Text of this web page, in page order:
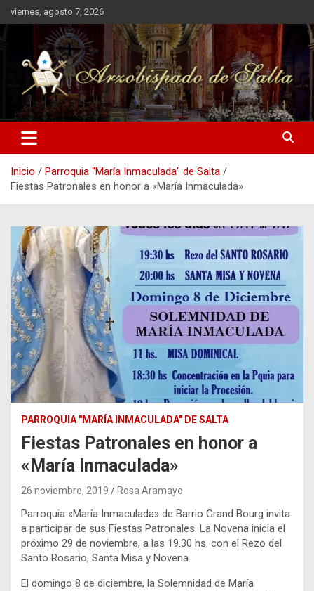
Saltar
al
contenido
viernes, agosto 7, 2026
Arzobispado de Salta
Arzobispado de Salta
Inicio
Parroquia "María Inmaculada" de Salta
Fiestas Patronales en honor a «María Inmaculada»
PARROQUIA "MARÍA INMACULADA" DE SALTA
Fiestas Patronales en honor a
«María Inmaculada»
26 noviembre, 2019 Rosa Aramayo
Parroquia «María Inmaculada» de Barrio Grand Bourg invita
a participar de sus Fiestas Patronales. La Novena inicia el
próximo 29 de noviembre, a las 19.30 hs. con el Rezo del
Santo Rosario, Santa Misa y Novena.
El domingo 8 de diciembre, la Solemnidad de María